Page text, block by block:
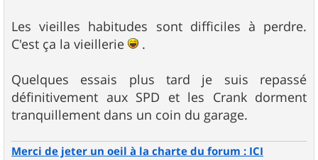
Les vieilles habitudes sont difficiles à perdre.
C'est ça la vieillerie
.
Quelques essais plus tard je suis repassé
définitivement aux SPD et les Crank dorment
tranquillement dans un coin du garage.
Merci de jeter un oeil à la charte du forum : ICI